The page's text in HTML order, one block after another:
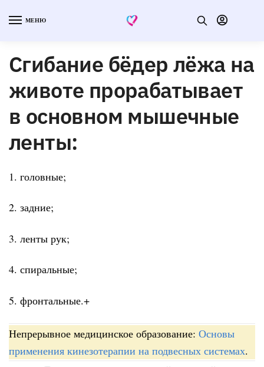
МЕНЮ
Сгибание бёдер лёжа на
животе прорабатывает
в основном мышечные
ленты:
1. головные;
2. задние;
3. ленты рук;
4. спиральные;
5. фронтальные.+
Непрерывное медицинское образование: Основы
применения кинезотерапии на подвесных системах.